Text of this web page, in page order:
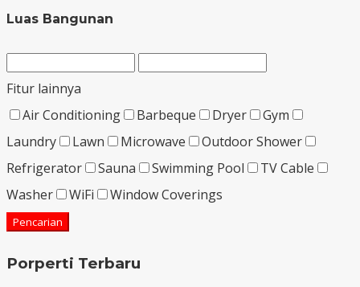
Luas Bangunan
Fitur lainnya
Air Conditioning
Barbeque Dryer
Gym
Laundry
Lawn Microwave
Outdoor Shower
Refrigerator
Sauna Swimming Pool
TV Cable
Washer
WiFi Window Coverings
Pencarian
Porperti Terbaru